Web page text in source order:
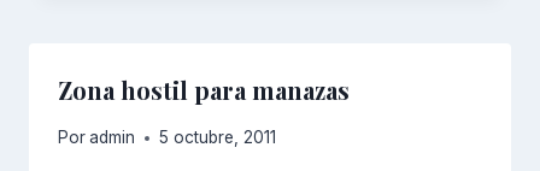
Zona hostil para manazas
Poradmin 5 octubre, 2011